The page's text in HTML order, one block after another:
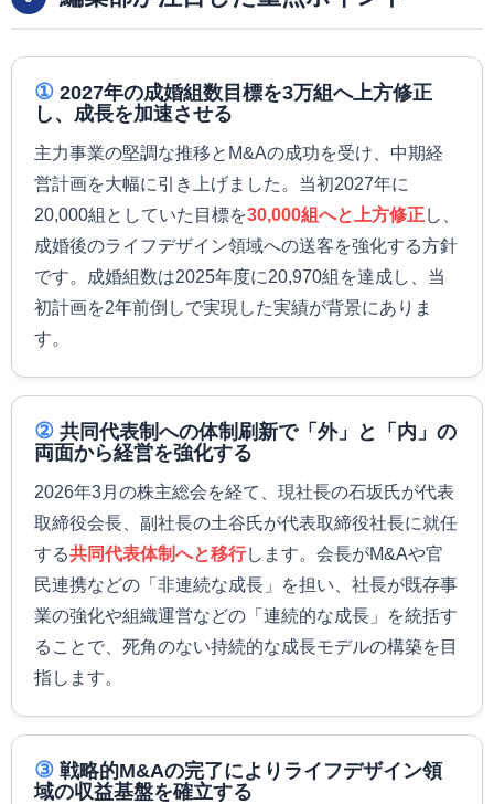
① 2027年の成婚組数目標を3万組へ上方修正
し、成長を加速させる
主力事業の堅調な推移とM&Aの成功を受け、中期経
営計画を大幅に引き上げました。当初2027年に
20,000組としていた目標を30,000組へと上方修正し、
成婚後のライフデザイン領域への送客を強化する方針
です。成婚組数は2025年度に20,970組を達成し、当
初計画を2年前倒しで実現した実績が背景にありま
す。
② 共同代表制への体制刷新で「外」と「内」の
両面から経営を強化する
2026年3月の株主総会を経て、現社長の石坂氏が代表
取締役会長、副社長の土谷氏が代表取締役社長に就任
する共同代表体制へと移行します。会長がM&Aや官
民連携などの「非連続な成長」を担い、社長が既存事
業の強化や組織運営などの「連続的な成長」を統括す
ることで、死角のない持続的な成長モデルの構築を目
指します。
③ 戦略的M&Aの完了によりライフデザイン領
域の収益基盤を確立する